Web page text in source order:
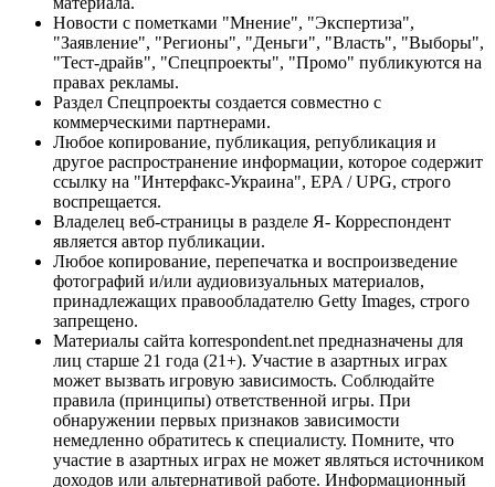
Новости с пометками "Мнение", "Экспертиза",
"Заявление", "Регионы", "Деньги", "Власть", "Выборы",
"Тест-драйв", "Спецпроекты", "Промо" публикуются на
правах рекламы.
Раздел Спецпроекты создается совместно с
коммерческими партнерами.
Любое копирование, публикация, републикация и
другое распространение информации, которое содержит
ссылку на "Интерфакс-Украина", EPA / UPG, строго
воспрещается.
Владелец веб-страницы в разделе Я- Корреспондент
является автор публикации.
Любое копирование, перепечатка и воспроизведение
фотографий и/или аудиовизуальных материалов,
принадлежащих правообладателю Getty Images, строго
запрещено.
Материалы сайта korrespondent.net предназначены для
лиц старше 21 года (21+). Участие в азартных играх
может вызвать игровую зависимость. Соблюдайте
правила (принципы) ответственной игры. При
обнаружении первых признаков зависимости
немедленно обратитесь к специалисту. Помните, что
участие в азартных играх не может являться источником
доходов или альтернативой работе. Информационный